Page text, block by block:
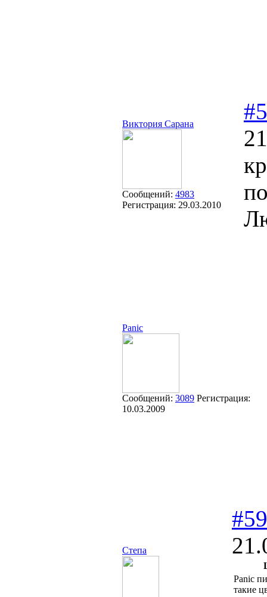
Виктория Сарана
Сообщений: 4983
Регистрация: 29.03.2010
Panic
Сообщений: 3089 Регистрация:
10.03.2009
Степа
Panic
такие